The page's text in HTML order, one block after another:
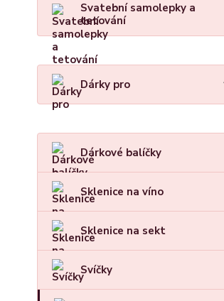
Svatební samolepky a
tetování
Dárky pro
Dárkové balíčky
Sklenice na víno
Sklenice na sekt
Svíčky